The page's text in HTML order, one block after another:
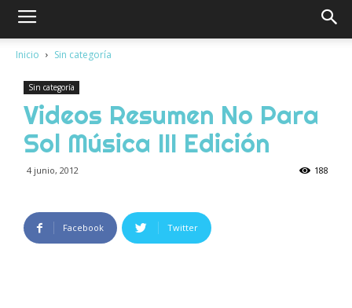
Inicio Sin categoría
Sin categoría
Videos Resumen No Para
Sol Música III Edición
4 junio, 2012 188
Facebook Twitter